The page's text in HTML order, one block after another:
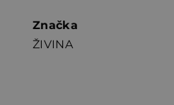
Značka
ŽIVINA